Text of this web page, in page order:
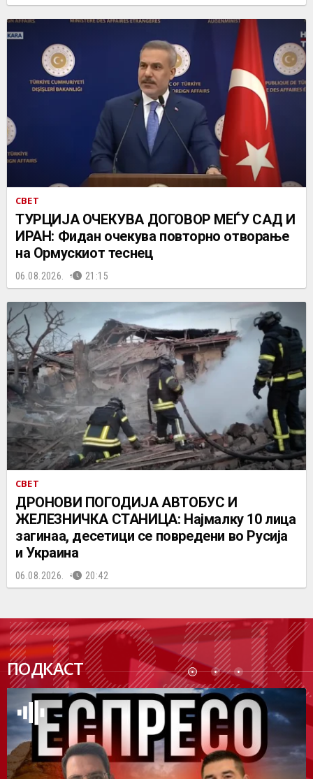
СВЕТ
ТУРЦИЈА ОЧЕКУВА ДОГОВОР МЕЃУ САД И
ИРАН: Фидан очекува повторно отворање
на Ормускиот теснец
06.08.2026. 21:15
СВЕТ
ДРОНОВИ ПОГОДИЈА АВТОБУС И
ЖЕЛЕЗНИЧКА СТАНИЦА: Најмалку 10 лица
загинаа, десетици се повредени во Русија
и Украина
06.08.2026. 20:42
ПОДКАСТ
ПОДК